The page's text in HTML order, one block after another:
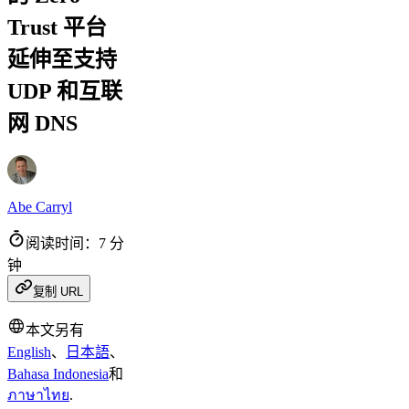
Trust 平台
延伸至支持
UDP 和互联
网 DNS
Abe Carryl
阅读时间：7 分
钟
复制 URL
本文另有
English、 日本語、
Bahasa Indonesia和
ภาษาไทย.